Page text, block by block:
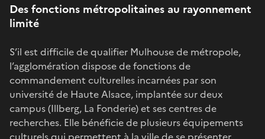
Des fonctions métropolitaines au rayonnement
limité
S’il est difficile de qualifier Mulhouse de métropole,
l’agglomération dispose de fonctions de
commandement culturelles incarnées par son
université de Haute Alsace, implantée sur deux
campus (Illberg, La Fonderie) et ses centres de
recherches. Elle bénéficie de plusieurs équipements